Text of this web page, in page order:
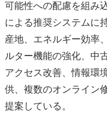
可能性への配慮を組み
による推奨システムに
産地、エネルギー効率
ルター機能の強化、中
アクセス改善、情報環
供、複数のオンライン
提案している。